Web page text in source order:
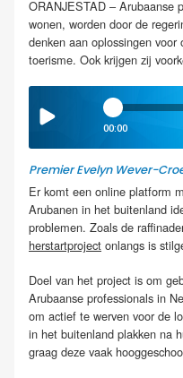
ORANJESTAD – Arubaanse
wonen, worden door de
denken aan oplossingen
toerisme. Ook krijgen zij
00:00
Premier Evelyn Wever-
Er komt een online platform
Arubanen in het buitenland
problemen. Zoals de
herstartproject onlangs is
Doel van het project is om
Arubaanse professionals in
om actief te werven voor de
in het buitenland plakken na
graag deze vaak